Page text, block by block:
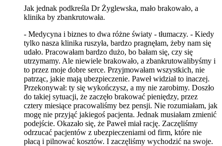
Jak jednak podkreśla Dr Żyglewska, mało brakowało, a
klinika by zbankrutowała.
- Medycyna i biznes to dwa różne światy - tłumaczy. - Kiedy
tylko nasza klinika ruszyła, bardzo pragnęłam, żeby nam się
udało. Pracowałam bardzo dużo, bo bałam się, czy się
utrzymamy. Ale niewiele brakowało, a zbankrutowalibyśmy i
to przez moje dobre serce. Przyjmowałam wszystkich, nie
patrząc, jakie mają ubezpieczenie. Paweł widział to inaczej.
Przekonywał: ty się wykończysz, a my nie zarobimy. Doszło
do takiej sytuacji, że zaczęło brakować pieniędzy, przez
cztery miesiące pracowaliśmy bez pensji. Nie rozumiałam, jak
mogę nie przyjąć jakiegoś pacjenta. Jednak musiałam zmienić
podejście. Okazało się, że Paweł miał rację. Zaczęliśmy
odrzucać pacjentów z ubezpieczeniami od firm, które nie
płacą i pilnować kosztów. I zaczęliśmy wychodzić na swoje.